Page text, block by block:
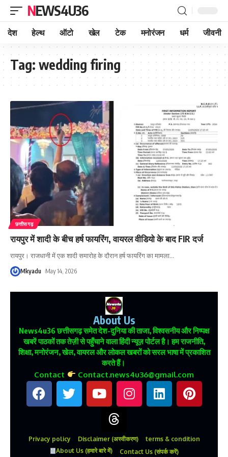
NEWS4U36
देश हेल्थ ऑटो खेल टेक मनोरंजन धर्म जीवनी
Tag: wedding firing
छत्तीसगढ़
रायपुर में शादी के बीच हर्ष फायरिंग, वायरल वीडियो के बाद FIR दर्ज
रायपुर। राजधानी में एक शादी समारोह के दौरान हर्ष फायरिंग का मामला…
Mkyadu May 14, 2026
About Us
News4u36छत्तीसगढ़ समेत देश-दुनिया की ताजा, विश्वसनीय और निष्पक्ष
खबरें पाठकों तक तेज़ी से पहुँचाने वाला हिंदी न्यूज़ पोर्टल है। हम राजनीति,
शिक्षा, मनोरंजन, खेल, वायरल और लोकल खबरों को सरल भाषा में प्रकाशित
करते हैं।
Contact Contact.news4u36@gmail.com
Privacy policy Disclaimer (अस्वीकरण)
terms & condition
About Us (हमारे बारे में)
Contact Us (संपर्क करें)